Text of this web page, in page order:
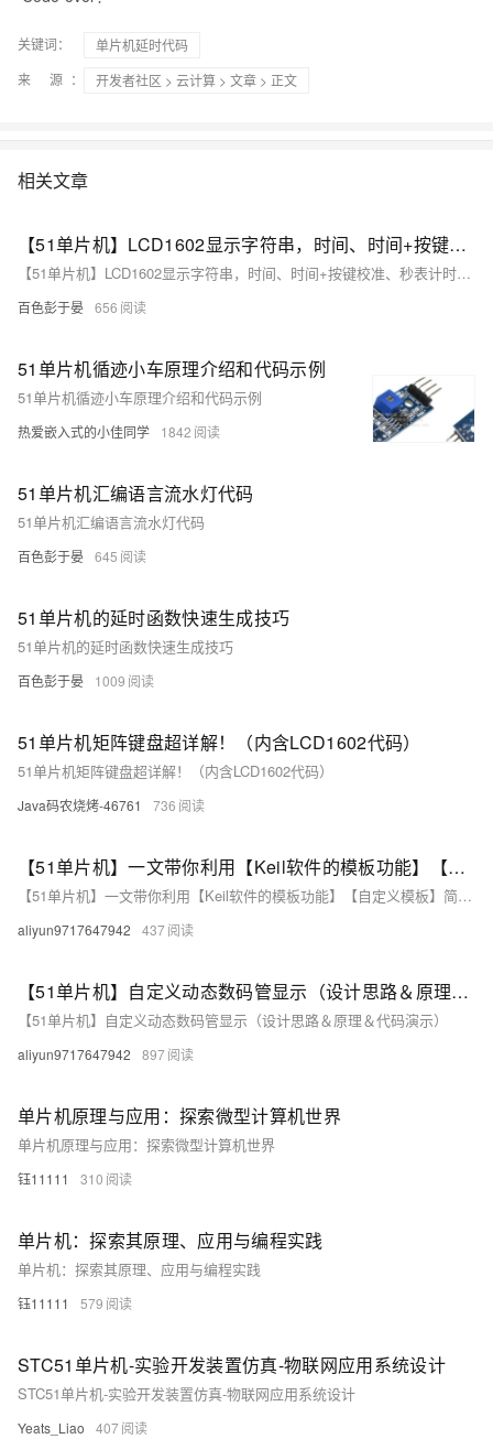
关键词：
单片机延时代码
来 源：
开发者社区 > 云计算 > 文章 > 正文
相关文章
【51单片机】LCD1602显示字符串，时间、时间+按键校准、秒表计时的功能代码。
【51单片机】LCD1602显示字符串，时间、时间+按键校准、秒表计时的功能代码。
百色彭于晏 656
51单片机循迹小车原理介绍和代码示例
51单片机循迹小车原理介绍和代码示例
热爱嵌入式的小佳同学 1842
51单片机汇编语言流水灯代码
51单片机汇编语言流水灯代码
百色彭于晏 645
51单片机的延时函数快速生成技巧
51单片机的延时函数快速生成技巧
百色彭于晏 1009
51单片机矩阵键盘超详解！（内含LCD1602代码）
51单片机矩阵键盘超详解！（内含LCD1602代码）
Java码农烧烤-46761 736
【51单片机】一文带你利用【Keil软件的模板功能】【自定义模板】简化操作（带图详解）
【51单片机】一文带你利用【Keil软件的模板功能】【自定义模板】简化操作（带图详解）
aliyun9717647942 437
【51单片机】自定义动态数码管显示（设计思路＆原理＆代码演示）
【51单片机】自定义动态数码管显示（设计思路＆原理＆代码演示）
aliyun9717647942 897
单片机原理与应用：探索微型计算机世界
单片机原理与应用：探索微型计算机世界
钰11111 310
单片机：探索其原理、应用与编程实践
单片机：探索其原理、应用与编程实践
钰11111 579
STC51单片机-实验开发装置仿真-物联网应用系统设计
STC51单片机-实验开发装置仿真-物联网应用系统设计
Yeats_Liao 407